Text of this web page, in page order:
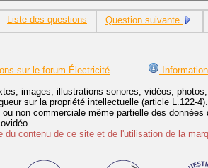
Liste des questions Question suivante
sur le forum Électricité
images, illustrations sonores, vidéos,
sur la propriété intellectuelle (article L.122-4).
non commerciale même partielle des
du contenu de ce site et de l'utilisation de la